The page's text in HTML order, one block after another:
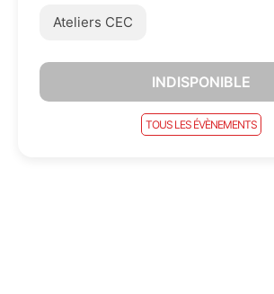
Ateliers CEC
INDISPONIBLE
TOUS LES ÉVÈNEMENTS